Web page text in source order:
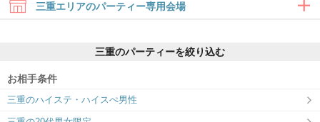
三重エリアのパーティー専用会場
三重のパーティーを絞り込む
お相手条件
三重のハイステ・ハイスぺ男性